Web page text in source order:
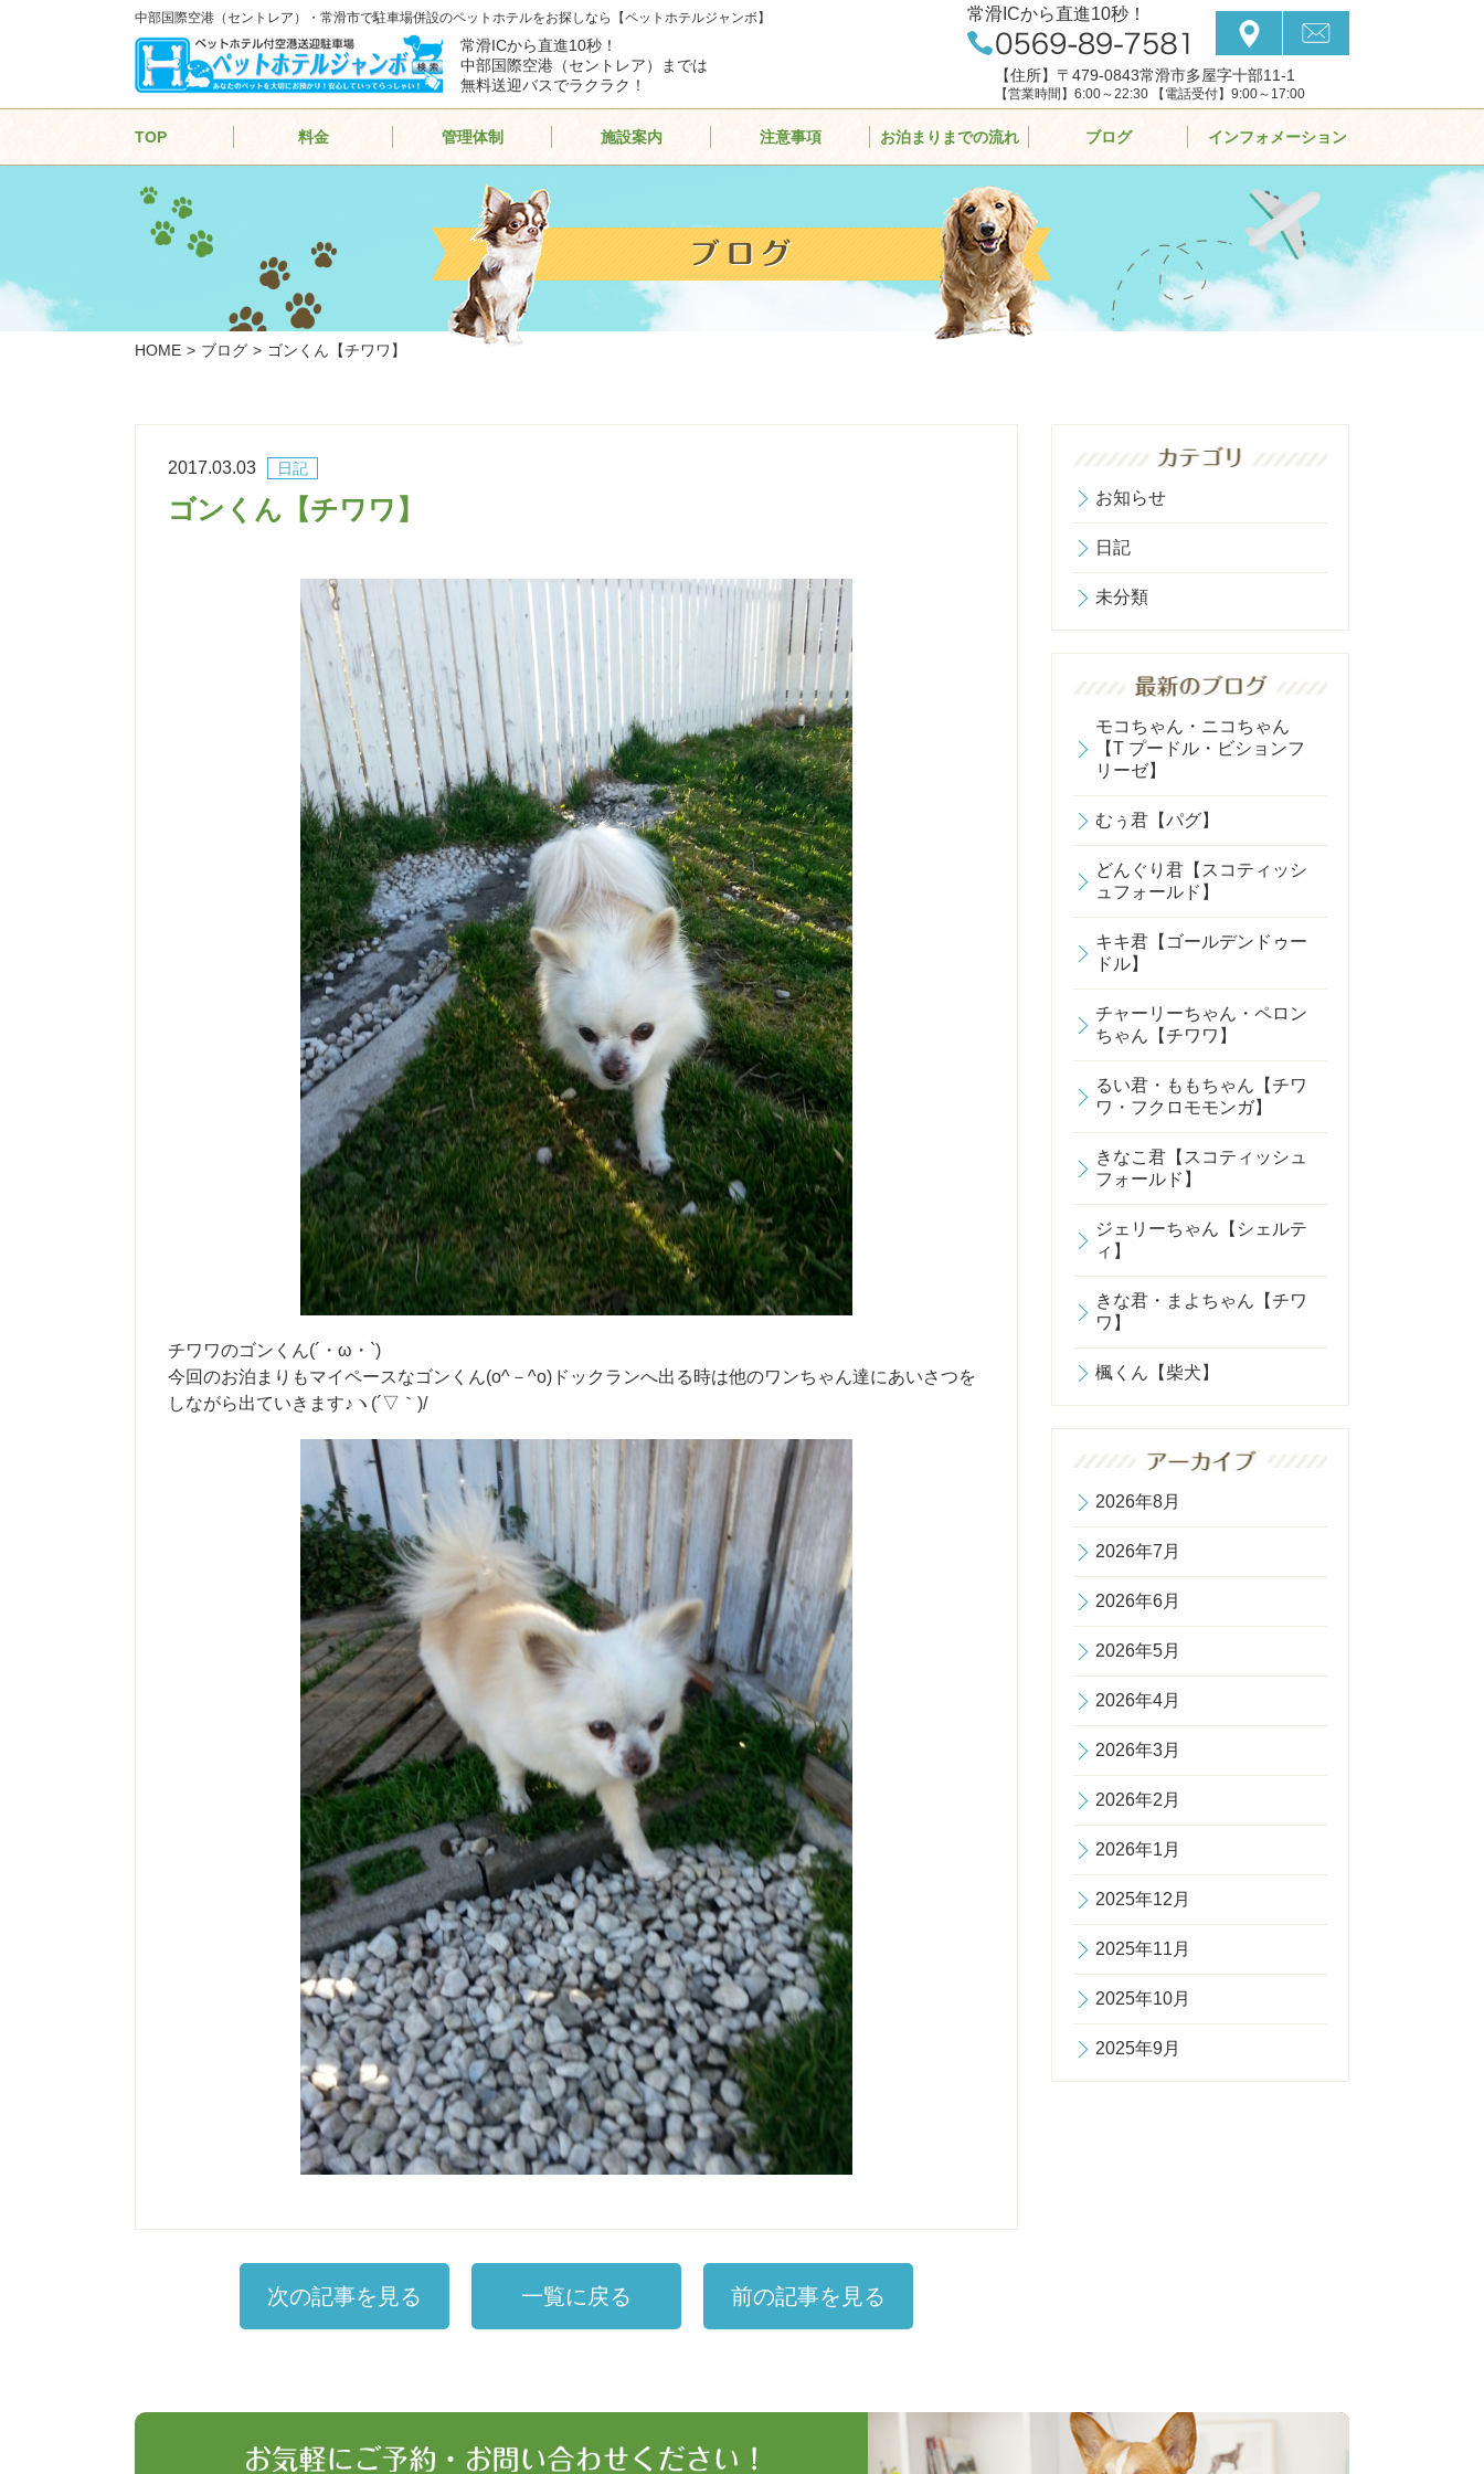
中部国際空港（セントレア）・常滑市で駐車場併設のペットホテルをお探しなら【ペットホテルジャンボ】
常滑ICから直進10秒！
中部国際空港（セントレア）までは
無料送迎バスでラクラク！
常滑ICから直進10秒！
【住所】〒479-0843常滑市多屋字十部11-1
【営業時間】6:00～22:30 【電話受付】9:00～17:00
TOP 料金 管理体制 施設案内 注意事項 お泊まりまでの流れ ブログ インフォメーション
HOME ブログ ゴンくん【チワワ】
日記
2017.03.03
ゴンくん【チワワ】
チワワのゴンくん(´・ω・`)
今回のお泊まりもマイペースなゴンくん(o^－^o)ドックランへ出る時は他のワンちゃん達にあいさつを
しながら出ていきます♪ヽ(´▽｀)/​
次の記事を見る 一覧に戻る 前の記事を見る
お知らせ
日記
未分類
モコちゃん・ニコちゃん
【T プードル・ビションフ
リーゼ】
むぅ君【パグ】
どんぐり君【スコティッシ
ュフォールド】
キキ君【ゴールデンドゥー
ドル】
チャーリーちゃん・ペロン
ちゃん【チワワ】
るい君・ももちゃん【チワ
ワ・フクロモモンガ】
きなこ君【スコティッシュ
フォールド】
ジェリーちゃん【シェルテ
ィ】
きな君・まよちゃん【チワ
ワ】
楓くん【柴犬】
2026年8月
2026年7月
2026年6月
2026年5月
2026年4月
2026年3月
2026年2月
2026年1月
2025年12月
2025年11月
2025年10月
2025年9月